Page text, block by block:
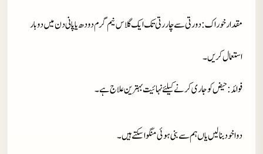
مقدار خوراک: دو رتی سے چار رتی تک ایک گلاس نیم گرم دودھ یا پانی دن میں دو بار
استعمال کریں۔
فوائد: حیض کو جاری کرنے کیلئے نہائیت بہترین علاج ہے۔
دوا خود بنا لیں یاں ہم سے بنی ہوئی منگوا سکتے ہیں۔